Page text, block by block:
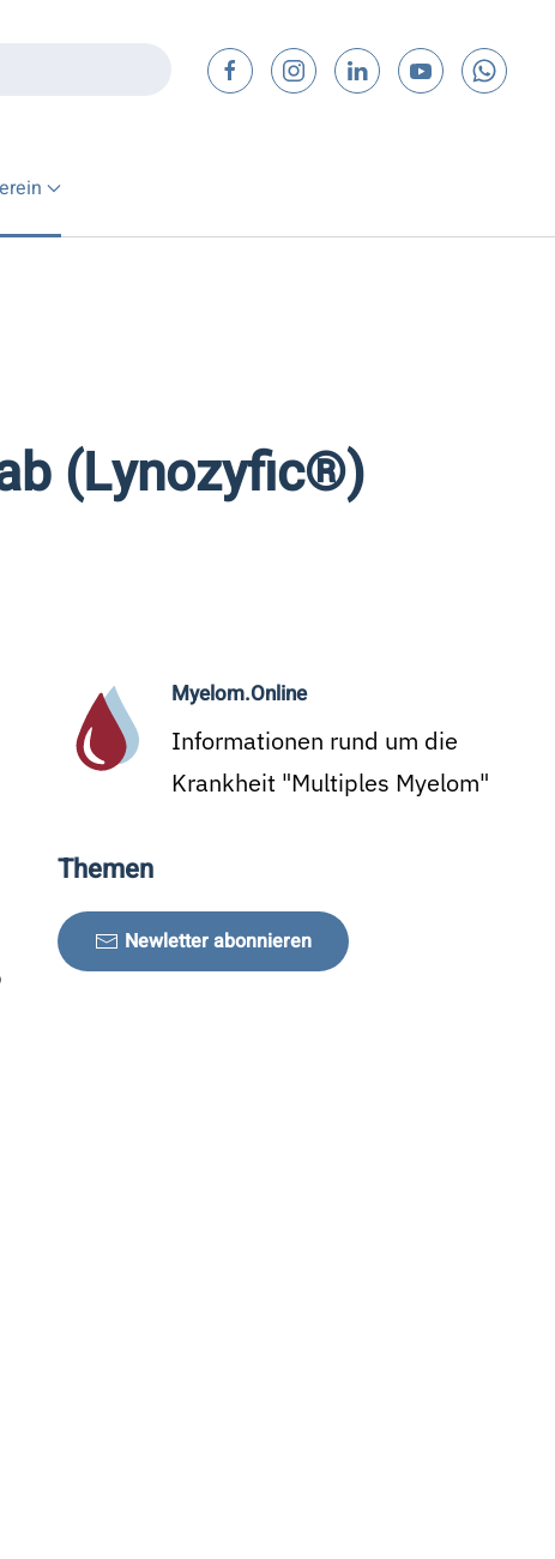
(Lynozyfic®)
Myelom.Online
Informationen rund um die
Krankheit "Multiples Myelom"
Themen
Newletter abonnieren